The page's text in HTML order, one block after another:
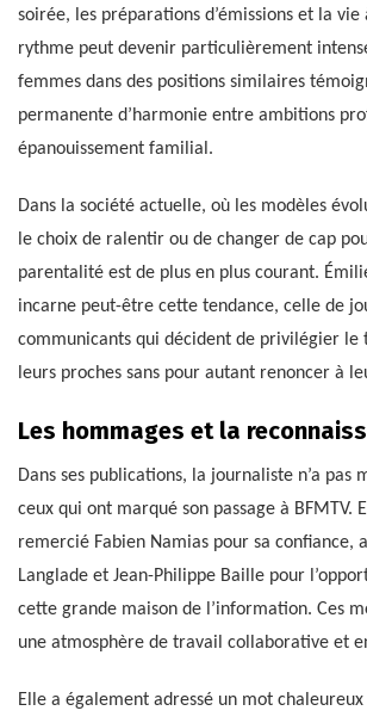
soirée, les préparations d’émissions et la
rythme peut devenir particulièrement
femmes dans des positions similaires
permanente d’harmonie entre ambitions
épanouissement familial.
Dans la société actuelle, où les modèles
le choix de ralentir ou de changer de cap
parentalité est de plus en plus courant.
incarne peut-être cette tendance, celle de
communicants qui décident de privilégier le
leurs proches sans pour autant renoncer à
Les hommages et la
Dans ses publications, la journaliste n’a pas
ceux qui ont marqué son passage à BFMTV.
remercié Fabien Namias pour sa confiance,
Langlade et Jean-Philippe Baille pour
cette grande maison de l’information. Ces
une atmosphère de travail collaborative et
Elle a également adressé un mot